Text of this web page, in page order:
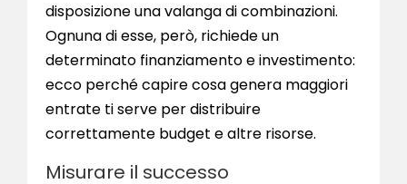
disposizione una valanga di combinazioni.
Ognuna di esse, però, richiede un
determinato finanziamento e investimento:
ecco perché capire cosa genera maggiori
entrate ti serve per distribuire
correttamente budget e altre risorse.
Misurare il successo